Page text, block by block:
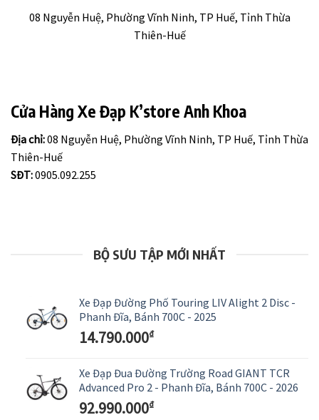
08 Nguyễn Huệ, Phường Vĩnh Ninh, TP Huế, Tỉnh Thừa
Thiên-Huế
Cửa Hàng Xe Đạp K’store Anh Khoa
Địa chỉ:08 Nguyễn Huệ, Phường Vĩnh Ninh, TP Huế, Tỉnh Thừa
Thiên-Huế
SĐT:0905.092.255
BỘ SƯU TẬP MỚI NHẤT
Xe Đạp Đường Phố Touring LIV Alight 2 Disc -
Phanh Đĩa, Bánh 700C - 2025
14.790.000₫
Xe Đạp Đua Đường Trường Road GIANT TCR
Advanced Pro 2 - Phanh Đĩa, Bánh 700C - 2026
92.990.000₫